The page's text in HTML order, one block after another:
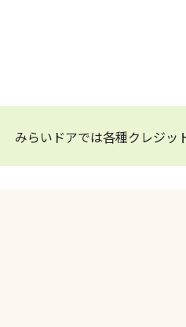
みらいドアでは各種クレジッ